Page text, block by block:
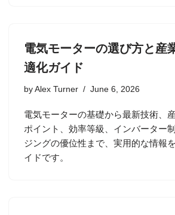
電気モーターの選び方と産
適化ガイド
by Alex Turner June 6, 2026
電気モーターの基礎から最新技術、
ポイント、効率等級、インバーター
ジングの優位性まで、実用的な情報
イドです。